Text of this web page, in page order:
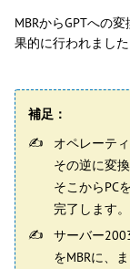
MBRからGPTへの
果的に行われました
補足：
オペレーテ
その逆に変
そこからPC
完了します。
サーバー
をMBRに、